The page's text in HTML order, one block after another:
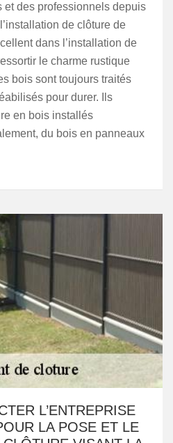
et des professionnels depuis
de clôture de
dans l’installation de
le charme rustique
bois sont toujours traités
pour durer. Ils
en bois installés
du bois en panneaux
L’ENTREPRISE
LA POSE ET LE